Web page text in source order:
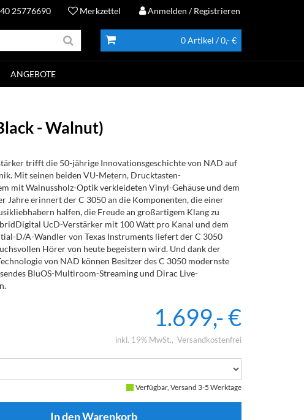
25776690 Merkzettel Anmelden / Registrieren
0 Artikel / 0,- €
ANGEBOTE
- Walnut)
trifft die 50-jährige Innovationsgeschichte von NAD auf
Mit seinen beiden VU-Metern, Drucktasten-
mit Walnussholz-Optik verkleideten Vinyl-Gehäuse und dem
Jahre erinnert der C 3050 an die Komponenten, die einer
halfen, die Freude an großartigem Klang zu
UcD-Verstärker mit 100 Watt pro Kanal und dem
D/A-Wandler von Texas Instruments liefert der C 3050
Hörer von heute begeistern wird. Und dank der
von NAD können Besitzer des C 3050 modernste
BluOS-Multiroom-Streaming und Dirac Live-
1.699,- €
inkl. 19% MwSt. Versandkostenfrei
Verfügbar, Versand 3-5 Werktage